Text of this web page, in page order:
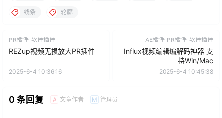
线条 轮廓
PR插件 软件插件
REZup视频无损放大PR插件
2025-6-4 10:36:16
AE插件 PR插件 软件插件
Influx视频编辑编解码神器 支
持Win/Mac
2025-6-4 10:45:38
0 条回复 A 文章作者 M 管理员